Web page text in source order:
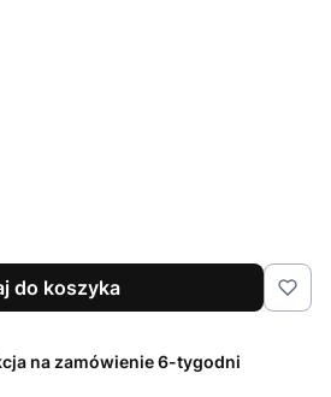
do koszyka
na zamówienie 6-tygodni